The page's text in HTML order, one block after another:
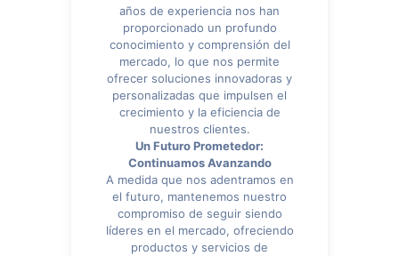
años de experiencia nos han
proporcionado un profundo
conocimiento y comprensión del
mercado, lo que nos permite
ofrecer soluciones innovadoras y
personalizadas que impulsen el
crecimiento y la eficiencia de
nuestros clientes.
Un Futuro Prometedor:
Continuamos Avanzando
A medida que nos adentramos en
el futuro, mantenemos nuestro
compromiso de seguir siendo
líderes en el mercado, ofreciendo
productos y servicios de